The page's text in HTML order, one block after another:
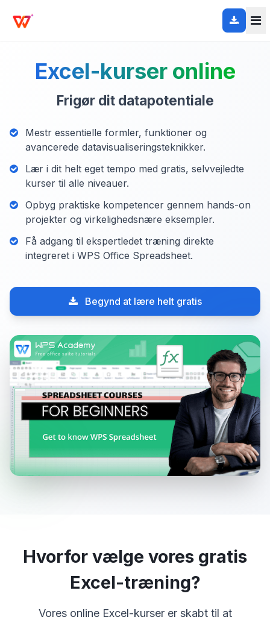
Excel-kurser online
Frigør dit datapotentiale
Mestr essentielle formler, funktioner og
avancerede datavisualiseringsteknikker.
Lær i dit helt eget tempo med gratis, selvvejledte
kurser til alle niveauer.
Opbyg praktiske kompetencer gennem hands-on
projekter og virkelighedsnære eksempler.
Få adgang til ekspertledet træning direkte
integreret i WPS Office Spreadsheet.
Begynd at lære helt gratis
Hvorfor vælge vores gratis
Excel-træning?
Vores online Excel-kurser er skabt til at